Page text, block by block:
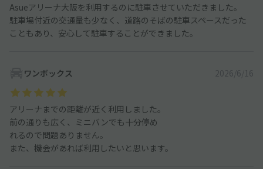
Asueアリーナ大阪を利用するのに駐車させていただきました。
駐車場付近の交通量も少なく、道路のそばの駐車スペースだった
こともあり、安心して駐車することができました。
ワンボックス 2026/6/16
アリーナまでの距離が近く利用しました。
前の通りも広く、ミニバンでも十分停め
れるので問題ありません。
また、機会があれば利用したいと思います。